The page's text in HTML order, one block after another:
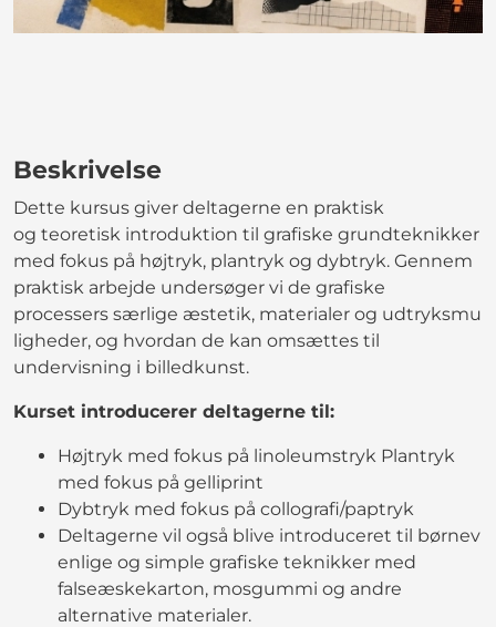
Beskrivelse
Dette kursus giver deltagerne en praktisk
og teoretisk introduktion til grafiske grundteknikker
med fokus på højtryk, plantryk og dybtryk. Gennem
praktisk arbejde undersøger vi de grafiske
processers særlige æstetik, materialer og udtryksmu
ligheder, og hvordan de kan omsættes til
undervisning i billedkunst.
Kurset introducerer deltagerne til:
Højtryk med fokus på linoleumstryk Plantryk
med fokus på gelliprint
Dybtryk med fokus på collografi/paptryk
Deltagerne vil også blive introduceret til børnev
enlige og simple grafiske teknikker med
falseæskekarton, mosgummi og andre
alternative materialer.